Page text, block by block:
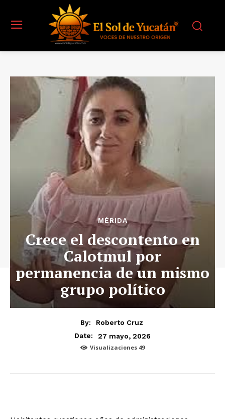
MÉRIDA
Crece el descontento en
Calotmul por
permanencia de un mismo
grupo político
By:
Roberto Cruz
Date:
27 mayo, 2026
Visualizaciones 49